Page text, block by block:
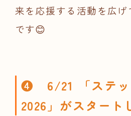
来を応援する活動を広
です😊
❹ 6/21 「ステッ
2026」がスター